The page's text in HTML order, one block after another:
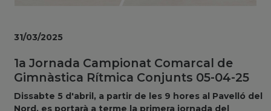
1a Jornada Campionat Comarcal de
Gimnàstica Rítmica Conjunts 05-04-25
Dissabte 5 d'abril, a partir de les 9 hores al Pavelló del
Nord, es portarà a terme la primera jornada del
31/03/2025